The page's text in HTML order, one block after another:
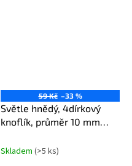
59 Kč –33 %
Světle hnědý, 4dírkový
knoflík, průměr 10 mm
Skladem (>5 ks)